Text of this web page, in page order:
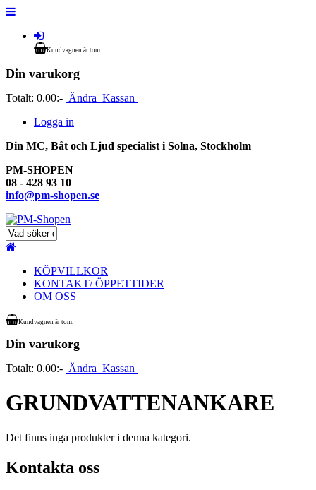
Kundvagnen är tom.
Din varukorg
Totalt: 0.00:- Ändra Kassan
Logga in
Din MC, Båt och Ljud specialist i Solna, Stockholm
PM-SHOPEN
08 - 428 93 10
info@pm-shopen.se
KÖPVILLKOR
KONTAKT/ ÖPPETTIDER
OM OSS
Kundvagnen är tom.
Din varukorg
Totalt: 0.00:- Ändra Kassan
GRUNDVATTENANKARE
Det finns inga produkter i denna kategori.
Kontakta oss